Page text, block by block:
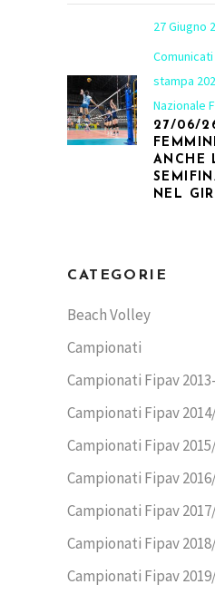
27 Giugno
stampa
Nazionale
27/06/
ANCHE
NEL
CATEGORIE
Beach Volley
Campionati
Campionati Fipav
Campionati Fipav
Campionati Fipav
Campionati Fipav
Campionati Fipav
Campionati Fipav
Campionati Fipav